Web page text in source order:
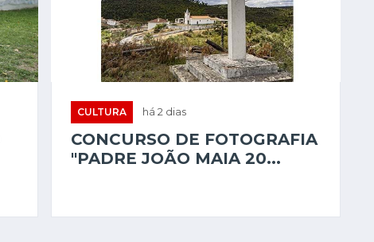
CULTURA há 2 dias
CONCURSO DE FOTOGRAFIA
"PADRE JOÃO MAIA 20...